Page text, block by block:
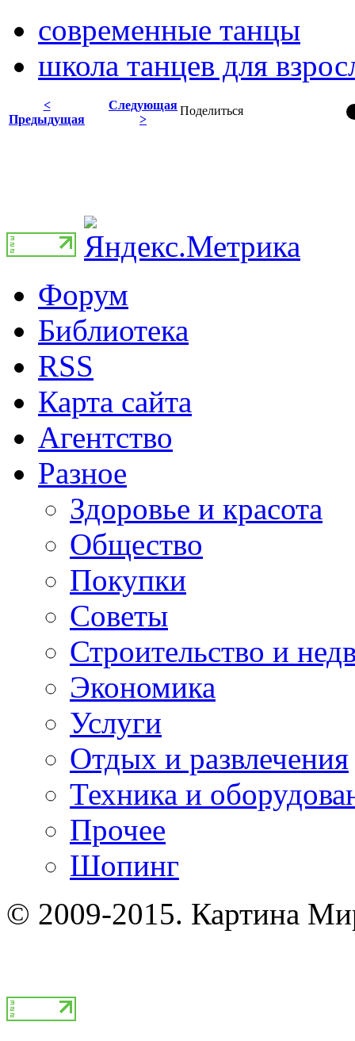
современные танцы
школа танцев для
Поделиться
<
Предыдущая
Следующая
>
Форум
Библиотека
RSS
Карта сайта
Агентство
Разное
Здоровье и красота
Общество
Покупки
Советы
Строительство и
Экономика
Услуги
Отдых и развлечения
Техника и
Прочее
Шопинг
© 2009-2015. Картина